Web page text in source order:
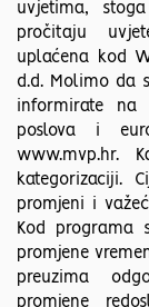
uvjetima,
pročitaju
uplaćena kod
d.d. Molimo da
informirate na
poslova i
www.mvp.hr.
kategorizaciji.
promjeni i
Kod programa
promjene
preuzima
promjene